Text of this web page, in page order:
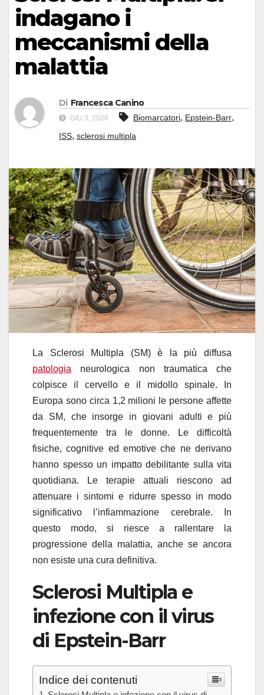
indagano i
meccanismi della
malattia
Di Francesca Canino
GIU 3, 2026 Biomarcatori, Epstein-Barr,
ISS, sclerosi multipla
La Sclerosi Multipla (SM) è la più diffusa
patologia neurologica non traumatica che
colpisce il cervello e il midollo spinale. In
Europa sono circa 1,2 milioni le persone affette
da SM, che insorge in giovani adulti e più
frequentemente tra le donne. Le difficoltà
fisiche, cognitive ed emotive che ne derivano
hanno spesso un impatto debilitante sulla vita
quotidiana. Le terapie attuali riescono ad
attenuare i sintomi e ridurre spesso in modo
significativo l’infiammazione cerebrale. In
questo modo, si riesce a rallentare la
progressione della malattia, anche se ancora
non esiste una cura definitiva.
Sclerosi Multipla e
infezione con il virus
di Epstein-Barr
Indice dei contenuti